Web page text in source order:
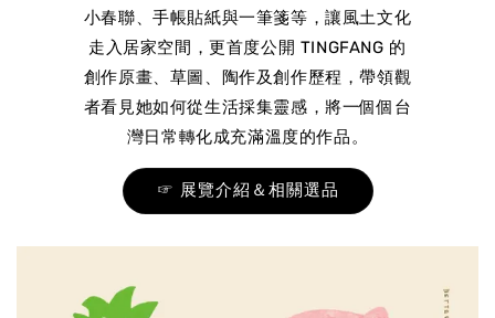
小春聯、手帳貼紙與一筆箋等，讓風土文化
走入居家空間，更首度公開 TINGFANG 的
創作原畫、草圖、陶作及創作歷程，帶領觀
者看見她如何從生活採集靈感，將一個個台
灣日常轉化成充滿溫度的作品。
☞ 展覽介紹＆相關選品